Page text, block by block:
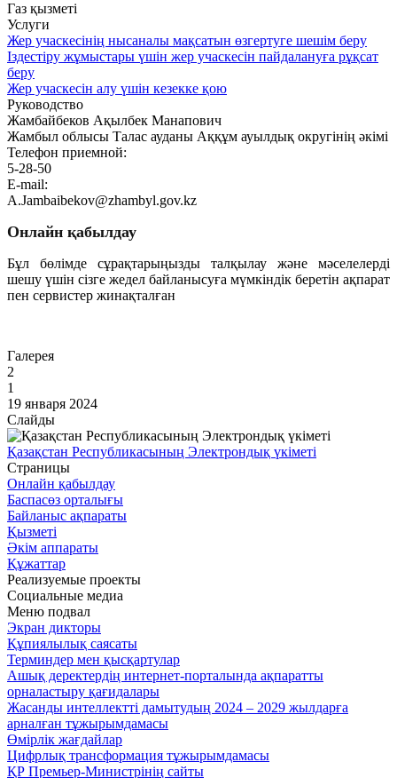
Газ қызметі
Услуги
Жер учаскесінің нысаналы мақсатын өзгертуге шешім беру
Іздестіру жұмыстары үшін жер учаскесін пайдалануға рұқсат
беру
Жер учаскесін алу үшін кезекке қою
Руководство
Жамбайбеков Ақылбек Манапович
Жамбыл облысы Талас ауданы Аққұм ауылдық округінің әкімі
Телефон приемной:
5-28-50
E-mail:
A.Jambaibekov@zhambyl.gov.kz
Онлайн қабылдау
Бұл бөлімде сұрақтарыңызды талқылау және мәселелерді
шешу үшін сізге жедел байланысуға мүмкіндік беретін ақпарат
пен сервистер жинақталған
Галерея
2
1
19 января 2024
Слайды
Қазақстан Республикасының Электрондық үкіметі
Страницы
Онлайн қабылдау
Баспасөз орталығы
Байланыс ақпараты
Қызметі
Әкім аппараты
Құжаттар
Реализуемые проекты
Социальные медиа
Меню подвал
Экран дикторы
Құпиялылық саясаты
Терминдер мен қысқартулар
Ашық деректердің интернет-порталында ақпаратты
орналастыру қағидалары
Жасанды интеллектті дамытудың 2024 – 2029 жылдарға
арналған тұжырымдамасы
Өмірлік жағдайлар
Цифрлық трансформация тұжырымдамасы
ҚР Премьер-Министрінің сайты